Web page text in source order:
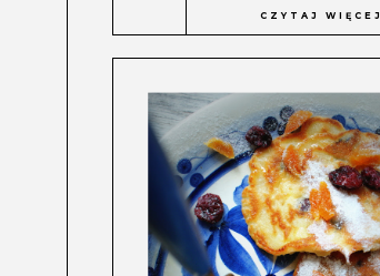
CZYTAJ WIĘCEJ